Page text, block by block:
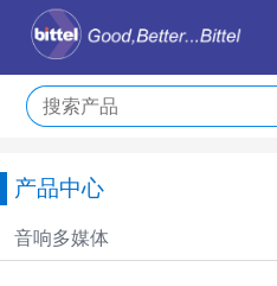
产品中心
音响多媒体